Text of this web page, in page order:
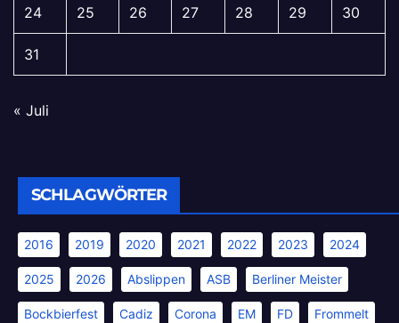
24 25 26 27 28 29 30
31
« Juli
SCHLAGWÖRTER
2016 2019 2020 2021 2022 2023 2024
2025 2026 Abslippen ASB Berliner Meister
Bockbierfest Cadiz Corona EM FD Frommelt